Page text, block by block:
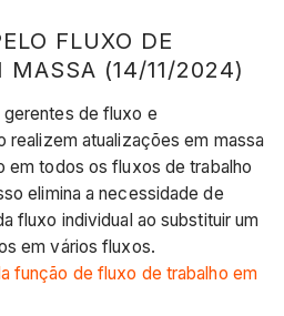
FLUXO DE
MASSA (14/11/2024)
de fluxo e
realizem atualizações em massa
em todos os fluxos de trabalho
elimina a necessidade de
fluxo individual ao substituir um
em vários fluxos.
função de fluxo de trabalho em